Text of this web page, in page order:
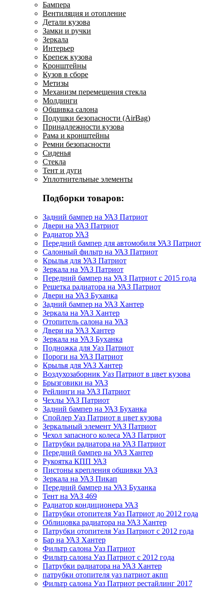
Бампера
Вентиляция и отопление
Детали кузова
Замки и ручки
Зеркала
Интерьер
Крепеж кузова
Кронштейны
Кузов в сборе
Метизы
Механизм перемещения стекла
Молдинги
Обшивка салона
Подушки безопасности (AirBag)
Принадлежности кузова
Рама и кронштейны
Ремни безопасности
Сиденья
Стекла
Тент и дуги
Уплотнительные элементы
Подборки товаров:
Задний бампер на УАЗ Патриот
Двери на УАЗ Патриот
Радиатор УАЗ
Передний бампер для автомобиля УАЗ Патриот
Салонный фильтр на УАЗ Патриот
Крылья для УАЗ Патриот
Зеркала на УАЗ Патриот
Передний бампер на УАЗ Патриот с 2015 года
Решетка радиатора на УАЗ Патриот
Двери на УАЗ Буханка
Задний бампер на УАЗ Хантер
Зеркала на УАЗ Хантер
Отопитель салона на УАЗ
Двери на УАЗ Хантер
Зеркала на УАЗ Буханка
Подножка для Уаз Патриот
Пороги на УАЗ Патриот
Крылья для УАЗ Хантер
Воздухозаборник Уаз Патриот в цвет кузова
Брызговики на УАЗ
Рейлинги на УАЗ Патриот
Чехлы УАЗ Патриот
Задний бампер на УАЗ Буханка
Спойлер Уаз Патриот в цвет кузова
Зеркальный элемент УАЗ Патриот
Чехол запасного колеса УАЗ Патриот
Патрубки радиатора на УАЗ Патриот
Передний бампер на УАЗ Хантер
Рукоятка КПП УАЗ
Пистоны крепления обшивки УАЗ
Зеркала на УАЗ Пикап
Передний бампер на УАЗ Буханка
Тент на УАЗ 469
Радиатор кондиционера УАЗ
Патрубки отопителя Уаз Патриот до 2012 года
Облицовка радиатора на УАЗ Хантер
Патрубки отопителя Уаз Патриот с 2012 года
Бар на УАЗ Хантер
Фильтр салона Уаз Патриот
Фильтр салона Уаз Патриот с 2012 года
Патрубки радиатора на УАЗ Хантер
патрубки отопителя уаз патриот акпп
Фильтр салона Уаз Патриот рестайлинг 2017